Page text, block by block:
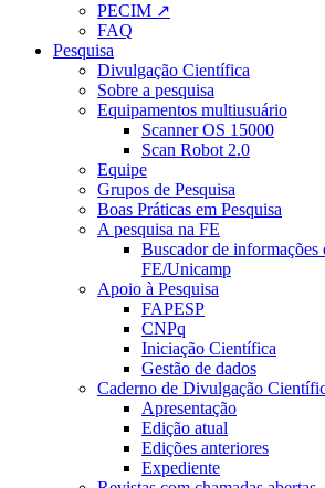
PECIM ↗
FAQ
Pesquisa
Divulgação Científica
Sobre a pesquisa
Equipamentos multiusuário
Scanner OS 15000
Scan Robot 2.0
Equipe
Grupos de Pesquisa
Boas Práticas em Pesquisa
A pesquisa na FE
Buscador de informações
FE/Unicamp
Apoio à Pesquisa
FAPESP
CNPq
Iniciação Científica
Gestão de dados
Caderno de Divulgação
Apresentação
Edição atual
Edições anteriores
Expediente